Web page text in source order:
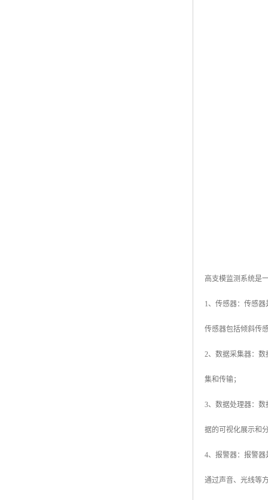
高支模监测系统是
1、传感器：传感
传感器包括倾斜传
2、数据采集器：
集和传输；
3、数据处理器：
据的可视化展示和
4、报警器：报警
通过声音、光线等